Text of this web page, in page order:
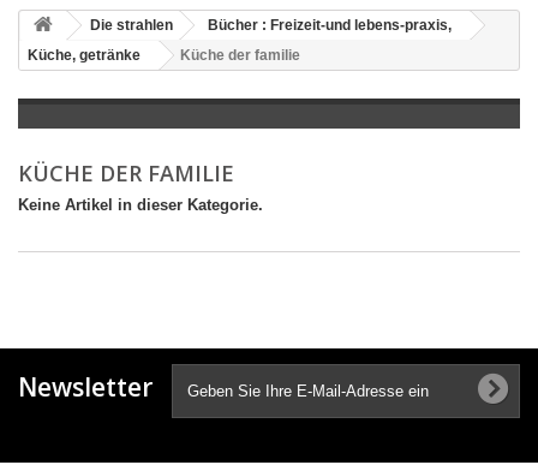
Die strahlen
Bücher : Freizeit-und lebens-praxis,
Küche, getränke
Küche der familie
KÜCHE DER FAMILIE
Keine Artikel in dieser Kategorie.
Newsletter